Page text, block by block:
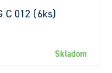
C 012 (6ks)
Skladom